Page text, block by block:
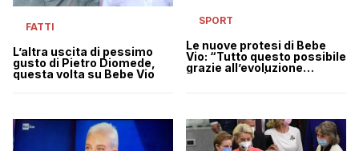
FATTI
L’altra uscita di pessimo
gusto di Pietro Diomede,
questa volta su Bebe Vio
SPORT
Le nuove protesi di Bebe
Vio: “Tutto questo possibile
grazie all’evoluzione